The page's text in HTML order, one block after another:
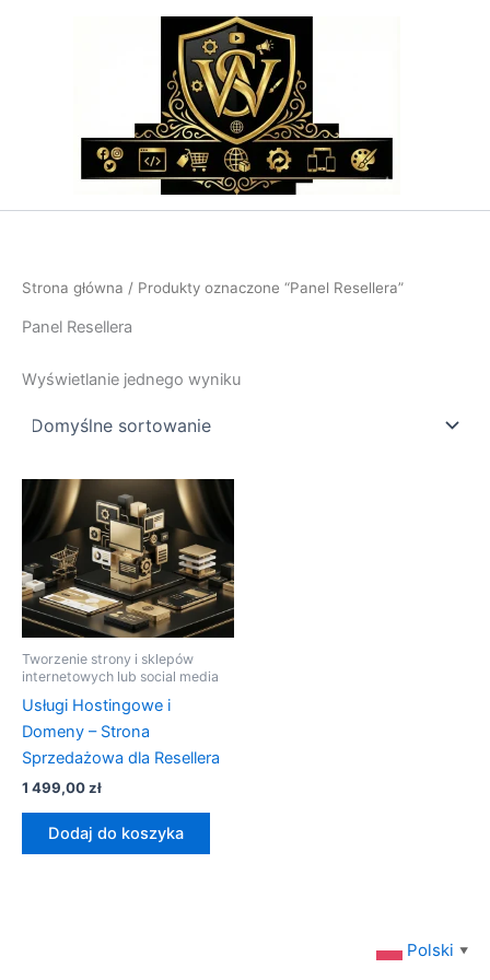
Strona główna / Produkty oznaczone “Panel Resellera”
Panel Resellera
Wyświetlanie jednego wyniku
Tworzenie strony i sklepów
internetowych lub social media
Usługi Hostingowe i
Domeny – Strona
Sprzedażowa dla Resellera
1 499,00zł
Dodaj do koszyka
Polski ▼